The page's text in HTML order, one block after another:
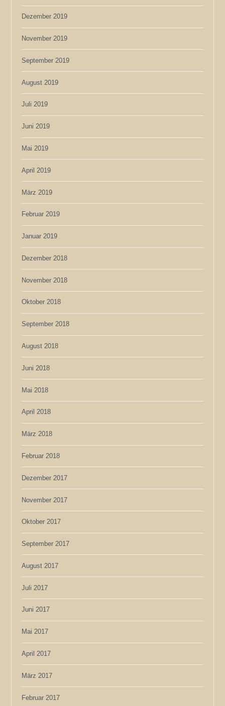
Dezember 2019
November 2019
September 2019
August 2019
Juli 2019
Juni 2019
Mai 2019
April 2019
März 2019
Februar 2019
Januar 2019
Dezember 2018
November 2018
Oktober 2018
September 2018
August 2018
Juni 2018
Mai 2018
April 2018
März 2018
Februar 2018
Dezember 2017
November 2017
Oktober 2017
September 2017
August 2017
Juli 2017
Juni 2017
Mai 2017
April 2017
März 2017
Februar 2017